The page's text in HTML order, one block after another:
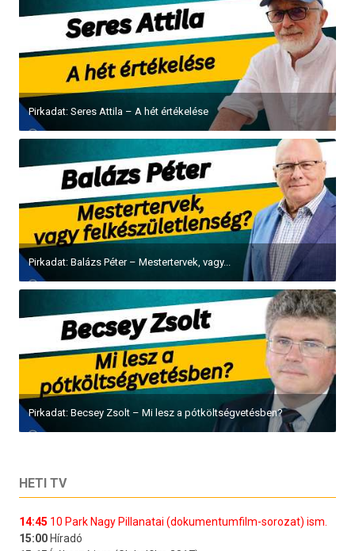
Pirkadat: Seres Attila – A hét értékelése
Pirkadat: Balázs Péter – Mestertervek, vagy...
Pirkadat: Becsey Zsolt – Mi lesz a pótköltségvetésben?
HETI TV